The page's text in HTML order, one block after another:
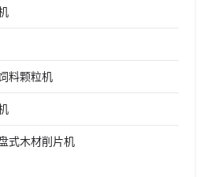
料颗粒机
式木材削片机